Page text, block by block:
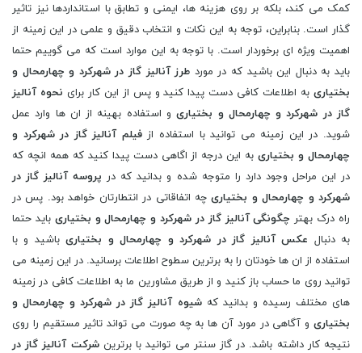
کمک می کند، بلکه بر روی هزینه ها، ایمنی و تطابق با استانداردها نیز تاثیر
گذار است. بنابراین، توجه به این نکات و انتخاب دقیق و علمی در این زمینه از
اهمیت ویژه ای برخوردار است. با توجه به این موارد است که می گوییم حتما
باید به دنبال این باشید که در مورد طرز آنالیز گاز در شهرکرد و چهارمحال و
بختیاریبه اطلاعات کافی دست پیدا کنید و پس از این کار برای نحوه آنالیز
گاز در شهرکرد و چهارمحال و بختیاریو استفاده بهینه از ان ها وارد عمل
شوید. در این زمینه می توانید با استفاده ازفیلم آنالیز گاز در شهرکرد و
چهارمحال و بختیاریبه این درجه از اگاهی دست پیدا کنید که همه انچه که
در این مراحل وجود دارد را متوجه شده و بدانید که در پروسه آنالیز گاز در
شهرکرد و چهارمحال و بختیاریچه اتفاقاتی در انتطارتان خواهد بود. پس در
راه درک بهتر چگونگی آنالیز گاز در شهرکرد و چهارمحال و بختیاری باید حتما
به دنبال عکس آنالیز گاز در شهرکرد و چهارمحال و بختیاریباشید و با
استفاده از ان ها خودتان را به برترین سطوح اطلاعات برسانید. در این زمینه می
توانید روی ما حساب باز کنید و از طریق مشاورین ما به اطلاعات کافی در زمینه
های مختلف رسیده و بدانید کهشیوه آنالیز گاز در شهرکرد و چهارمحال و
بختیاری و آگاهی در مورد آن ها به چه صورت می تواند تاثیر مستقیم را روی
نتیجه کار داشته باشد. در گاز سنتر می توانید با برترینشرکت آنالیز گاز در